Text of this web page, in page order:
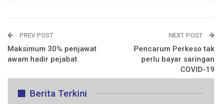
PREV POST
Maksimum 30% penjawat
awam hadir pejabat
NEXT POST
Pencarum Perkeso tak
perlu bayar saringan
COVID-19
Berita Terkini